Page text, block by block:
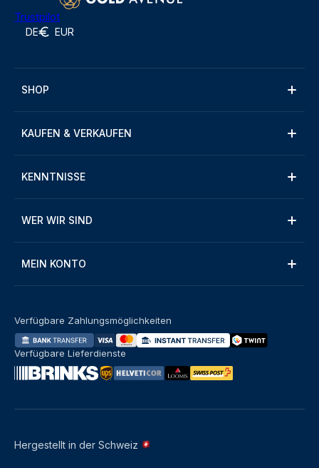
Trustpilot
DE EUR
SHOP
KAUFEN & VERKAUFEN
KENNTNISSE
WER WIR SIND
MEIN KONTO
Hergestellt in der Schweiz
Verfügbare Zahlungsmöglichkeiten
Verfügbare Lieferdienste